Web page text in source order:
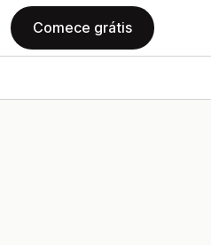
Comece grátis